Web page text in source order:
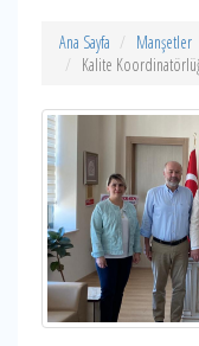
Ana Sayfa
Manşetler
Kalite